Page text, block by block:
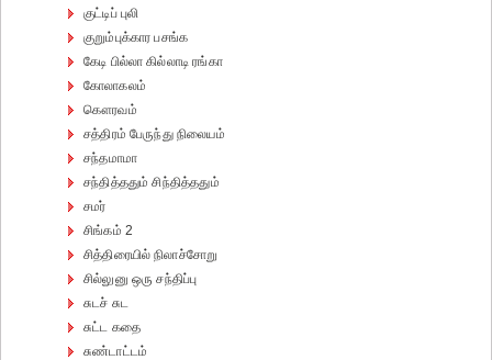
குட்டிப் புலி
குறும்புக்கார பசங்க
கேடி பில்லா கில்லாடி ரங்கா
கோலாகலம்
கௌரவம்
சத்திரம் பேருந்து நிலையம்
சந்தமாமா
சந்தித்ததும் சிந்தித்ததும்
சமர்
சிங்கம் 2
சித்திரையில் நிலாச்சோறு
சில்லுனு ஒரு சந்திப்பு
சுடச் சுட
சுட்ட கதை
சுண்டாட்டம்